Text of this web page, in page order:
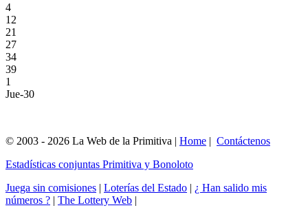
4
12
21
27
34
39
1
Jue-30
© 2003 - 2026 La Web de la Primitiva | Home | Contáctenos
Estadísticas conjuntas Primitiva y Bonoloto
Juega sin comisiones | Loterías del Estado | ¿ Han salido mis
números ? | The Lottery Web |